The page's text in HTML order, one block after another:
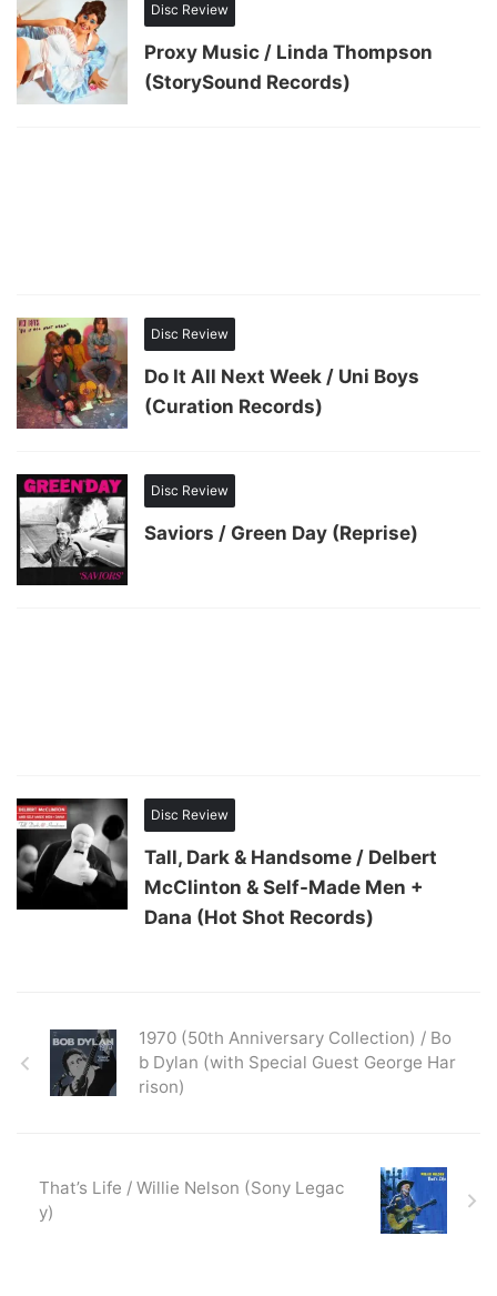
Disc Review
Proxy Music / Linda Thompson
(StorySound Records)
Disc Review
Do It All Next Week / Uni Boys
(Curation Records)
Disc Review
Saviors / Green Day (Reprise)
Disc Review
Tall, Dark & Handsome / Delbert
McClinton & Self-Made Men +
Dana (Hot Shot Records)
1970 (50th Anniversary Collection) / Bo
b Dylan (with Special Guest George Har
rison)
That’s Life / Willie Nelson (Sony Legac
y)